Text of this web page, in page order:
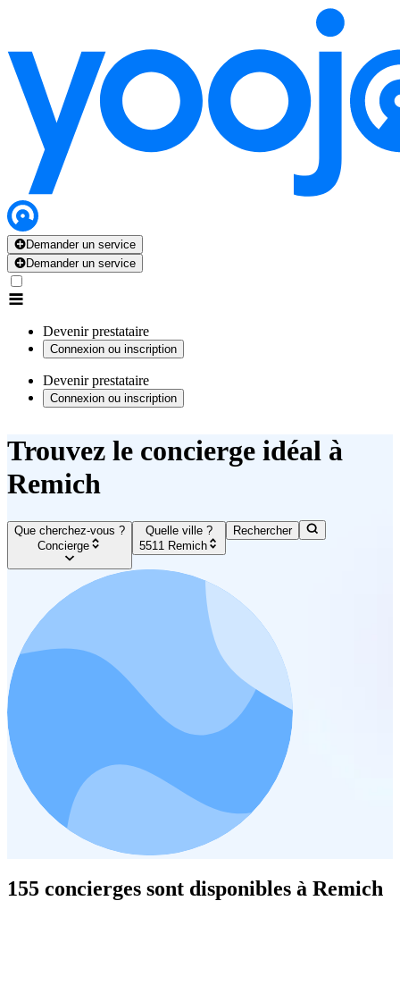
Demander un service
Demander un service
Devenir prestataire
Connexion ou inscription
Devenir prestataire
Connexion ou inscription
Trouvez le concierge idéal à
Remich
Que cherchez-vous ?
Concierge
Quelle ville ?
5511 Remich
Rechercher
155 concierges sont disponibles à Remich